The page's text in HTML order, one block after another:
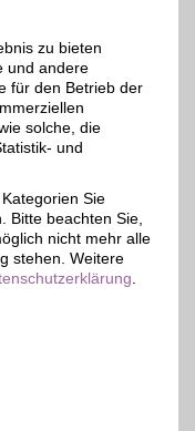
zu bieten
und andere
für den Betrieb der
solche, die
und
Sie
Bitte beachten Sie,
nicht mehr alle
stehen. Weitere